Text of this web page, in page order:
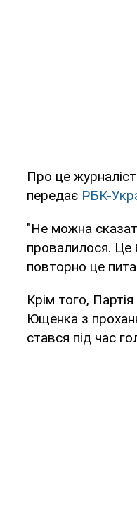
Про це
передає РБК-
"Не можна
провалилося. Це
повторно це
Крім того,
Ющенка з
стався під час